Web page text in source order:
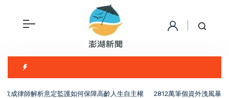
成律師解析意定監護如何保障高齡人生自主權 2812萬筆個資外洩風暴延